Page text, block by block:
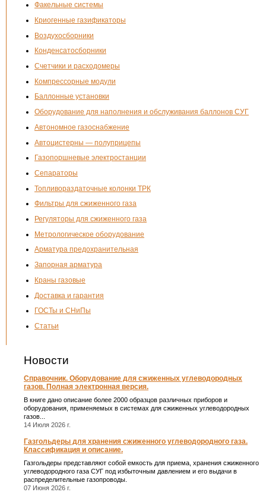
Факельные системы
Криогенные газификаторы
Воздухосборники
Конденсатосборники
Счетчики и расходомеры
Компрессорные модули
Баллонные установки
Оборудование для наполнения и обслуживания баллонов СУГ
Автономное газоснабжение
Автоцистерны — полуприцепы
Газопоршневые электростанции
Сепараторы
Топливораздаточные колонки ТРК
Фильтры для сжиженного газа
Регуляторы для сжиженного газа
Метрологическое оборудование
Арматура предохранительная
Запорная арматура
Краны газовые
Доставка и гарантия
ГОСТы и СНиПы
Статьи
Новости
Справочник. Оборудование для сжиженных углеводородных
газов. Полная электронная версия.
В книге дано описание более 2000 образцов различных приборов и
оборудования, применяемых в системах для сжиженных углеводородных
газов...
14 Июля 2026 г.
Газгольдеры для хранения сжиженного углеводородного газа.
Классификация и описание.
Газгольдеры представляют собой емкость для приема, хранения сжиженного
углеводородного газа СУГ под избыточным давлением и его выдачи в
распределительные газопроводы.
07 Июня 2026 г.